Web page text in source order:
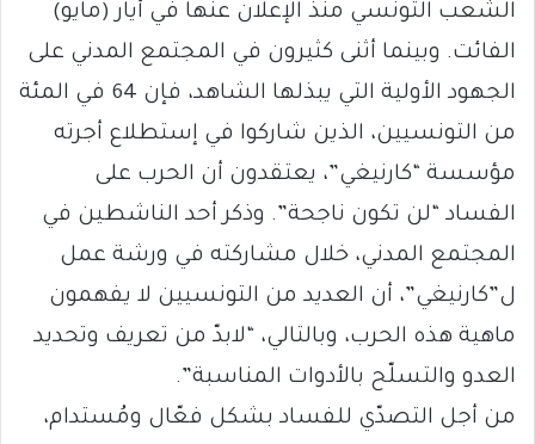
الشعب التونسي منذ الإعلان عنها في أيار (مايو)
الفائت. وبينما أثنى كثيرون في المجتمع المدني على
الجهود الأولية التي يبذلها الشاهد، فإن 64 في المئة
من التونسيين، الذين شاركوا في إستطلاع أجرته
مؤسسة “كارنيغي”، يعتقدون أن الحرب على
الفساد “لن تكون ناجحة”. وذكر أحد الناشطين في
المجتمع المدني، خلال مشاركته في ورشة عمل
ل”كارنيغي”، أن العديد من التونسيين لا يفهمون
ماهية هذه الحرب، وبالتالي، “لابدّ من تعريف وتحديد
العدو والتسلّح بالأدوات المناسبة”.
من أجل التصدّي للفساد بشكل فعّال ومُستدام،